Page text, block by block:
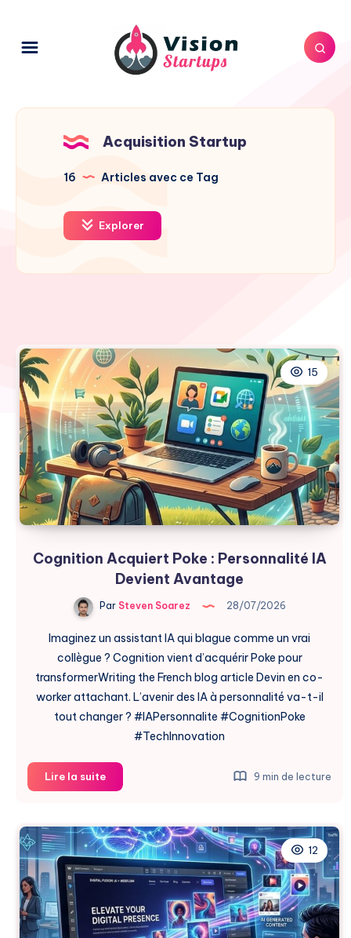
Acquisition Startup
16 Articles avec ce Tag
Explorer
15
Cognition Acquiert Poke : Personnalité IA
Devient Avantage
ParSteven Soarez 28/07/2026
Imaginez un assistant IA qui blague comme un vrai
collègue ? Cognition vient d’acquérir Poke pour
transformerWriting the French blog article Devin en co-
worker attachant. L’avenir des IA à personnalité va-t-il
tout changer ? #IAPersonnalite #CognitionPoke
#TechInnovation
Lire la suiteCognition
Acquiert
:
Personnalité
IA
Devient
9 min de lecture
12